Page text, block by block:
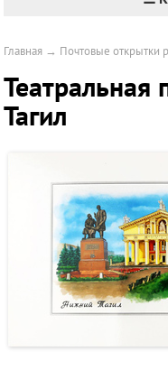
Главная → Почтовые открытки
Тагил